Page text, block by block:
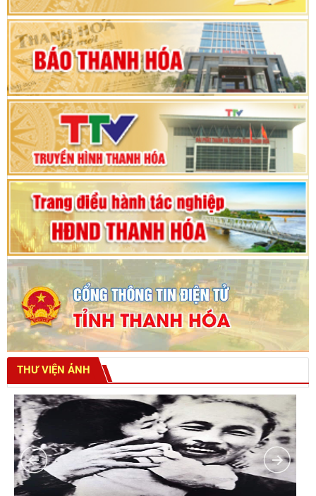
Khai mạc Kỳ họp bất thường lần thứ 9, Quốc
hội khóa XV
Phiên thảo luận Kỳ họp thứ 24, HĐND tỉnh
Thanh Hóa khóa XVIII, nhiệm kỳ 2021 - 2026
Bế mạc Kỳ họp thứ hai bốn, Hội đồng nhân dân
tỉnh khoá XVIII
THƯ VIỆN ẢNH